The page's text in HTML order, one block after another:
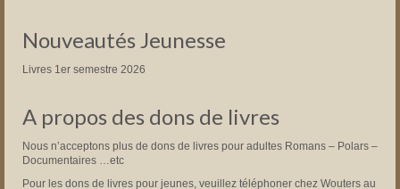
Nouveautés Jeunesse
Livres 1er semestre 2026
A propos des dons de livres
Nous n’acceptons plus de dons de livres pour adultes Romans – Polars –
Documentaires …etc
Pour les dons de livres pour jeunes, veuillez téléphoner chez Wouters au